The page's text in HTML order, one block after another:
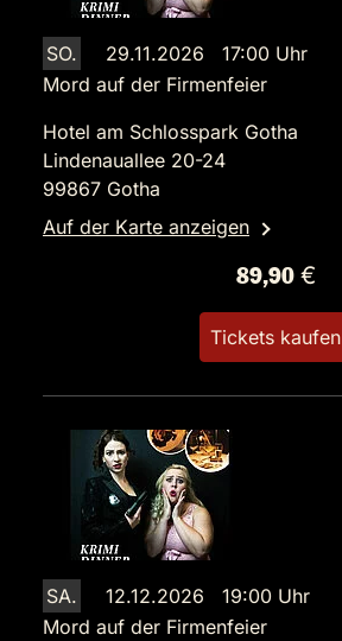
SO.
29.11.2026 17:00 Uhr
Mord auf der Firmenfeier
Hotel am Schlosspark Gotha
Lindenauallee 20-24
99867 Gotha
Auf der Karte anzeigen
89,90 €
Tickets kaufen
SA.
12.12.2026 19:00 Uhr
Mord auf der Firmenfeier